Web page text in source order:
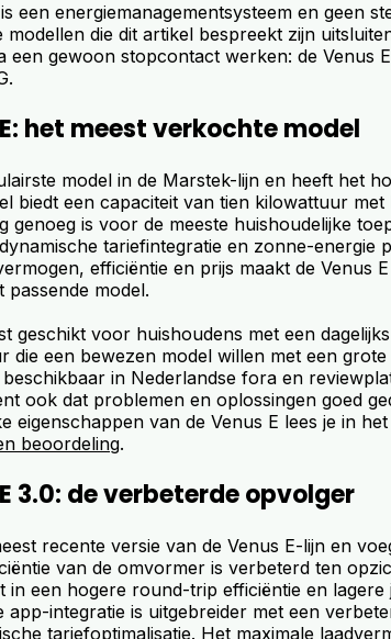
een energiemanagementsysteem en geen
modellen die dit artikel bespreekt zijn
een gewoon stopcontact werken: de Venus
het meest verkochte model
model in de Marstek-lijn en heeft het
biedt een capaciteit van tien kilowattuur met
genoeg is voor de meeste huishoudelijke
tariefintegratie en zonne-energie
efficiëntie en prijs maakt de Venus
passende model.
geschikt voor huishoudens met een
die een bewezen model willen met een
in Nederlandse fora en
ook dat problemen en oplossingen goed
eigenschappen van de Venus E lees je in
beoordeling.
3.0: de verbeterde opvolger
recente versie van de Venus E-lijn en
van de omvormer is verbeterd ten
in een hogere round-trip efficiëntie en lagere
app-integratie is uitgebreider met een
tariefoptimalisatie. Het maximale